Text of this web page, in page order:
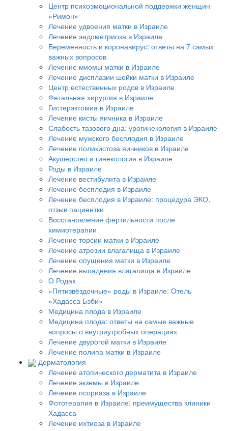
Центр психоэмоциональной поддержки женщин
«Римон»
Лечение удвоения матки в Израиле
Лечение эндометриоза в Израиле
Беременность и коронавирус: ответы на 7 самых
важных вопросов
Лечение миомы матки в Израиле
Лечение дисплазии шейки матки в Израиле
Центр естественных родов в Израиле
Фетальная хирургия в Израиле
Гистерэктомия в Израиле
Лечение кисты яичника в Израиле
Слабость тазового дна: урогинекология в Израиле
Лечение мужского бесплодия в Израиле
Лечение поликистоза яичников в Израиле
Акушерство и гинекология в Израиле
Роды в Израиле
Лечение вестибулита в Израиле
Лечение бесплодия в Израиле
Лечение бесплодия в Израиле: процедура ЭКО,
отзыв пациентки
Восстановление фертильности после
химиотерапии
Лечение торсии матки в Израиле
Лечение атрезии влагалища в Израиле
Лечение опущения матки в Израиле
Лечение выпадения влагалища в Израиле
О Родах
«Пятизвёздочные» роды в Израиле: Отель
«Хадасса Бэби»
Медицина плода в Израиле
Медицина плода: ответы на самые важные
вопросы о внутриутробных операциях
Лечение двурогой матки в Израиле
Лечение полипа матки в Израиле
Дерматология
Лечение атопического дерматита в Израиле
Лечение экземы в Израиле
Лечение псориаза в Израиле
Фототерапия в Израиле: преимущества клиники
Хадасса
Лечение ихтиоза в Израиле